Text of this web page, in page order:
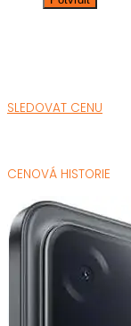
SLEDOVAT CENU
CENOVÁ HISTORIE